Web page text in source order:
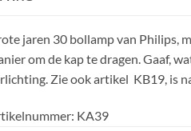
jaren 30 bollamp van Philips,
om de kap te dragen. Gaaf,
Zie ook artikel KB19, is
KA39